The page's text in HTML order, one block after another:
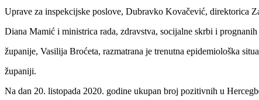
Uprave za inspekcijske poslove, Dubravko Kovačević, direktorica
Diana Mamić i ministrica rada, zdravstva, socijalne skrbi i prognanih
županije, Vasilija Broćeta, razmatrana je trenutna epidemiološka
županiji.
Na dan 20. listopada 2020. godine ukupan broj pozitivnih u